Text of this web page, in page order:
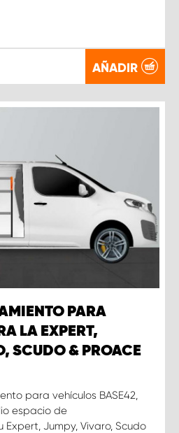
AÑADIR
PARA
LA EXPERT,
SCUDO & PROACE
para vehículos BASE42,
espacio de
Jumpy, Vivaro, Scudo